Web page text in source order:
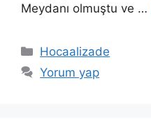
Meydanı olmuştu ve …
Kategoriler
Hocaalizade
Yorum yap